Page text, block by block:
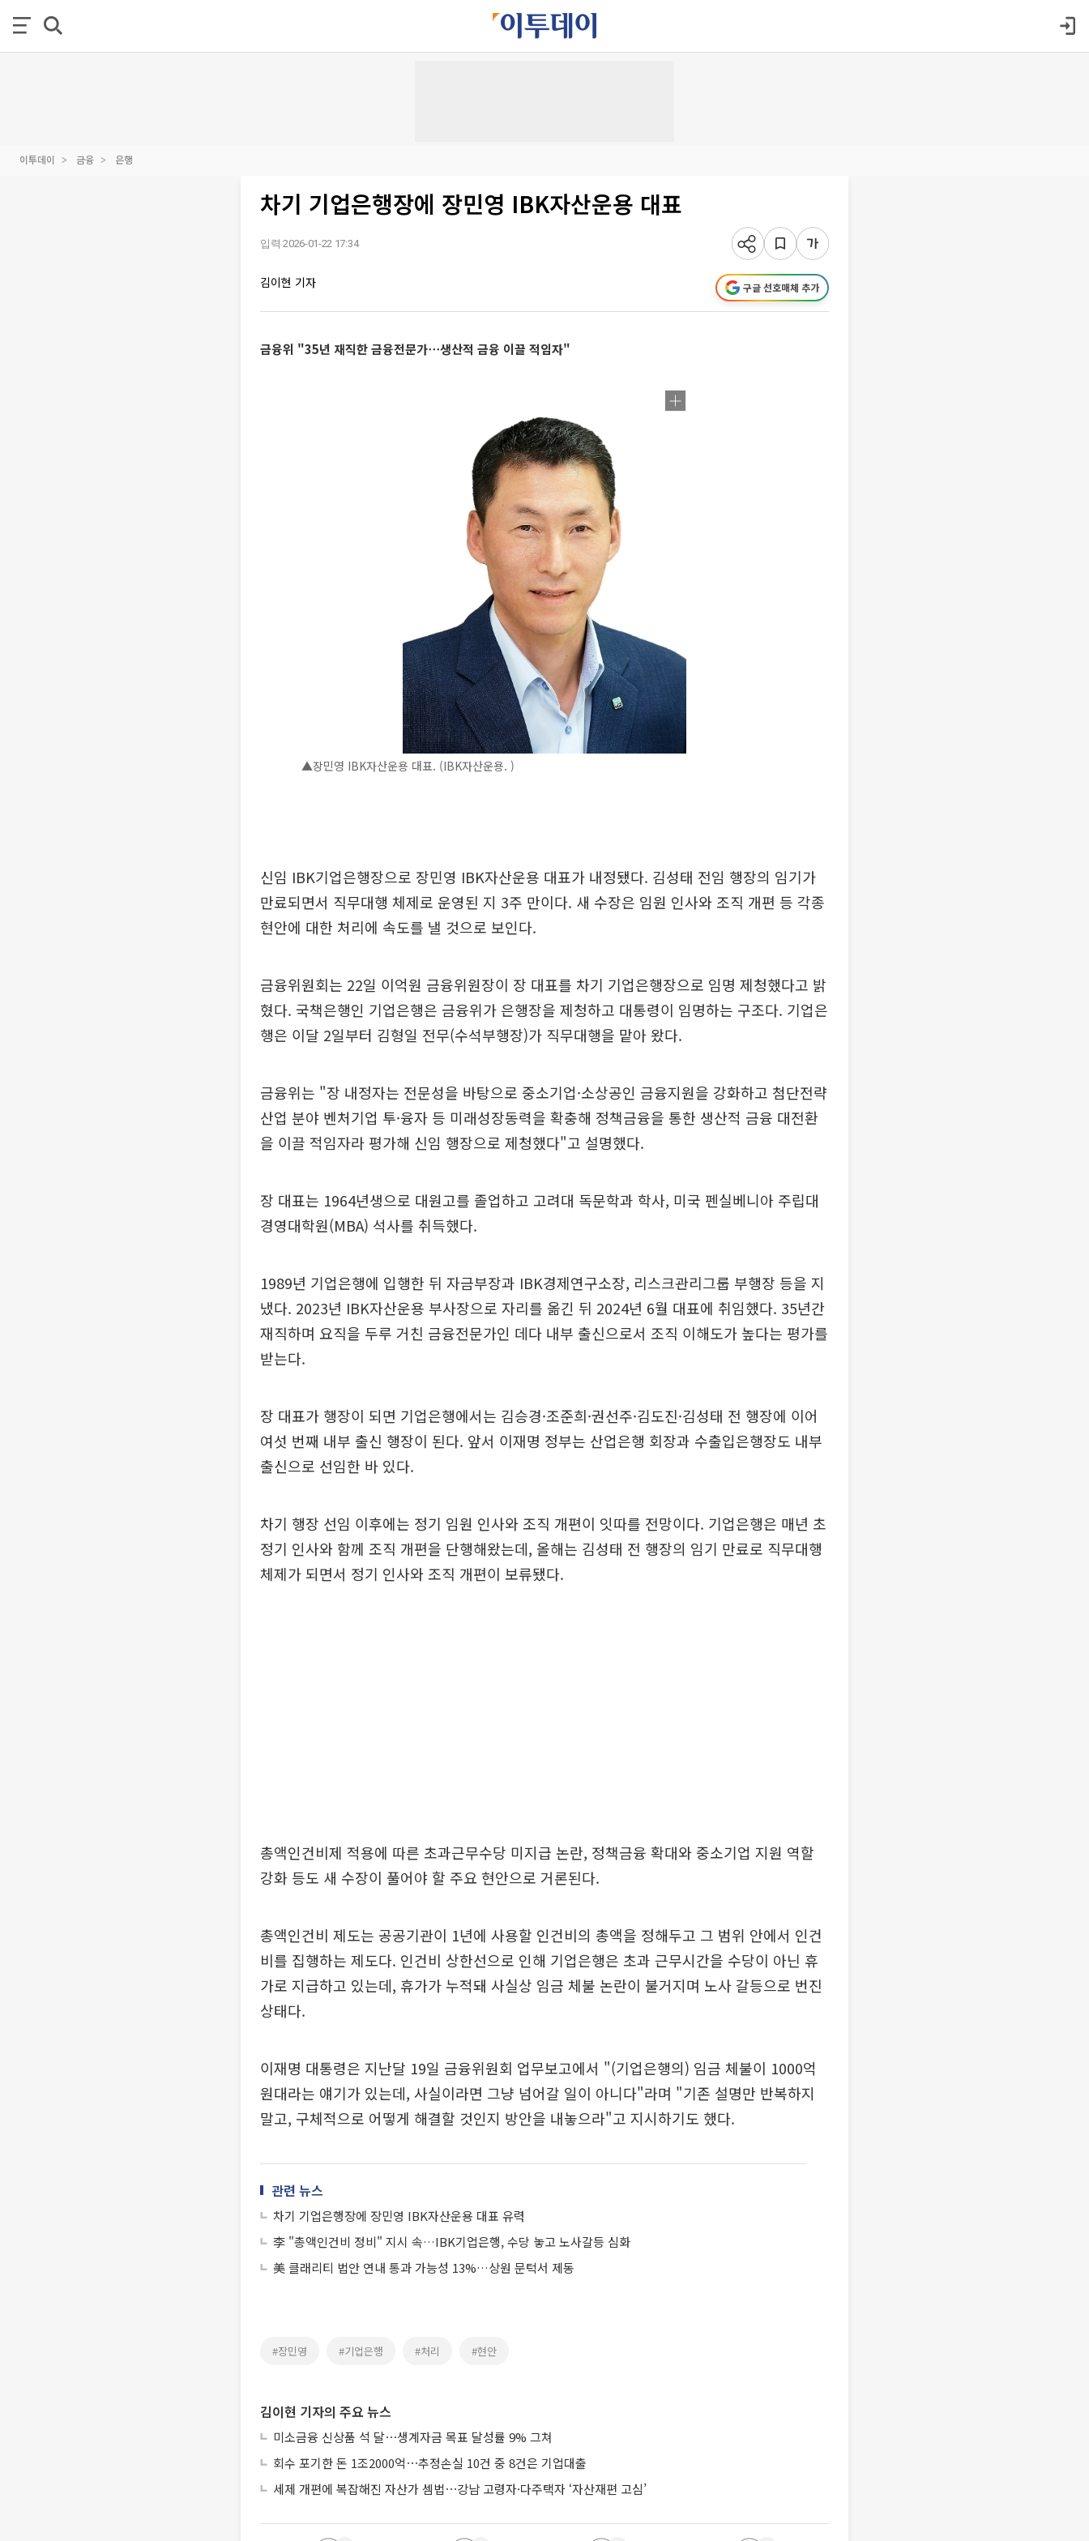
이투데이 금융 은행
차기 기업은행장에 장민영 IBK자산운용 대표
입력 2026-01-22 17:34
김이현 기자 구글 선호매체 추가
금융위 "35년 재직한 금융전문가⋯생산적 금융 이끌 적임자"
▲장민영 IBK자산운용 대표. (IBK자산운용. )
신임 IBK기업은행장으로 장민영 IBK자산운용 대표가 내정됐다. 김성태 전임 행장의 임기가
만료되면서 직무대행 체제로 운영된 지 3주 만이다. 새 수장은 임원 인사와 조직 개편 등 각종
현안에 대한 처리에 속도를 낼 것으로 보인다.
금융위원회는 22일 이억원 금융위원장이 장 대표를 차기 기업은행장으로 임명 제청했다고 밝
혔다. 국책은행인 기업은행은 금융위가 은행장을 제청하고 대통령이 임명하는 구조다. 기업은
행은 이달 2일부터 김형일 전무(수석부행장)가 직무대행을 맡아 왔다.
금융위는 "장 내정자는 전문성을 바탕으로 중소기업·소상공인 금융지원을 강화하고 첨단전략
산업 분야 벤처기업 투·융자 등 미래성장동력을 확충해 정책금융을 통한 생산적 금융 대전환
을 이끌 적임자라 평가해 신임 행장으로 제청했다"고 설명했다.
장 대표는 1964년생으로 대원고를 졸업하고 고려대 독문학과 학사, 미국 펜실베니아 주립대
경영대학원(MBA) 석사를 취득했다.
1989년 기업은행에 입행한 뒤 자금부장과 IBK경제연구소장, 리스크관리그룹 부행장 등을 지
냈다. 2023년 IBK자산운용 부사장으로 자리를 옮긴 뒤 2024년 6월 대표에 취임했다. 35년간
재직하며 요직을 두루 거친 금융전문가인 데다 내부 출신으로서 조직 이해도가 높다는 평가를
받는다.
장 대표가 행장이 되면 기업은행에서는 김승경·조준희·권선주·김도진·김성태 전 행장에 이어
여섯 번째 내부 출신 행장이 된다. 앞서 이재명 정부는 산업은행 회장과 수출입은행장도 내부
출신으로 선임한 바 있다.
차기 행장 선임 이후에는 정기 임원 인사와 조직 개편이 잇따를 전망이다. 기업은행은 매년 초
정기 인사와 함께 조직 개편을 단행해왔는데, 올해는 김성태 전 행장의 임기 만료로 직무대행
체제가 되면서 정기 인사와 조직 개편이 보류됐다.
총액인건비제 적용에 따른 초과근무수당 미지급 논란, 정책금융 확대와 중소기업 지원 역할
강화 등도 새 수장이 풀어야 할 주요 현안으로 거론된다.
총액인건비 제도는 공공기관이 1년에 사용할 인건비의 총액을 정해두고 그 범위 안에서 인건
비를 집행하는 제도다. 인건비 상한선으로 인해 기업은행은 초과 근무시간을 수당이 아닌 휴
가로 지급하고 있는데, 휴가가 누적돼 사실상 임금 체불 논란이 불거지며 노사 갈등으로 번진
상태다.
이재명 대통령은 지난달 19일 금융위원회 업무보고에서 "(기업은행의) 임금 체불이 1000억
원대라는 얘기가 있는데, 사실이라면 그냥 넘어갈 일이 아니다"라며 "기존 설명만 반복하지
말고, 구체적으로 어떻게 해결할 것인지 방안을 내놓으라"고 지시하기도 했다.
관련 뉴스
차기 기업은행장에 장민영 IBK자산운용 대표 유력
李 "총액인건비 정비" 지시 속…IBK기업은행, 수당 놓고 노사갈등 심화
美 클래리티 법안 연내 통과 가능성 13%…상원 문턱서 제동
#장민영 #기업은행 #처리 #현안
김이현 기자의 주요 뉴스
미소금융 신상품 석 달⋯생계자금 목표 달성률 9% 그쳐
회수 포기한 돈 1조2000억⋯추정손실 10건 중 8건은 기업대출
세제 개편에 복잡해진 자산가 셈법⋯강남 고령자·다주택자 ‘자산재편 고심’